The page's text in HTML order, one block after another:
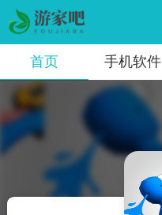
首页 手机软件